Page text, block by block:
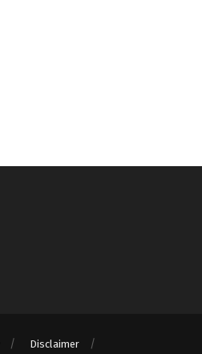
Disclaimer